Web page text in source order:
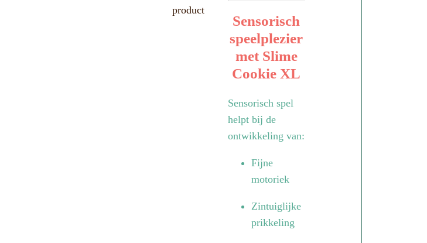
product
Sensorisch
speelplezier
met Slime
Cookie XL
Sensorisch spel
helpt bij de
ontwikkeling van:
Fijne
motoriek
Zintuiglijke
prikkeling